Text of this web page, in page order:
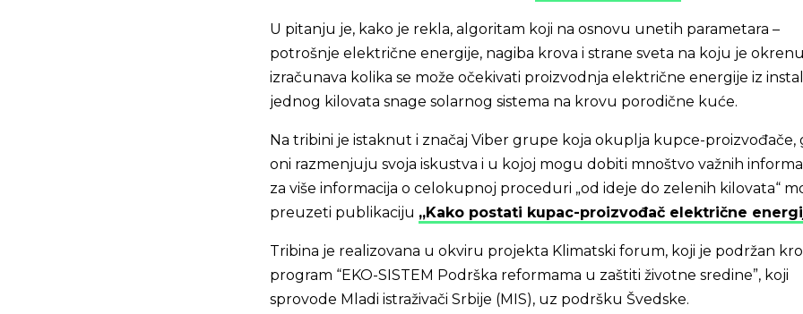
U pitanju je, kako je rekla, algoritam koji na osnovu unetih parametara –
potrošnje električne energije, nagiba krova i strane sveta na koju je
izračunava kolika se može očekivati proizvodnja električne energije iz
jednog kilovata snage solarnog sistema na krovu porodične kuće.
Na tribini je istaknut i značaj Viber grupe koja okuplja kupce-proizvođače,
oni razmenjuju svoja iskustva i u kojoj mogu dobiti mnoštvo važnih
za više informacija o celokupnoj proceduri „od ideje do zelenih kilovata“
preuzeti publikaciju „Kako postati kupac-proizvođač električne
Tribina je realizovana u okviru projekta Klimatski forum, koji je podržan
program “EKO-SISTEM Podrška reformama u zaštiti životne sredine”, koji
sprovode Mladi istraživači Srbije (MIS), uz podršku Švedske.